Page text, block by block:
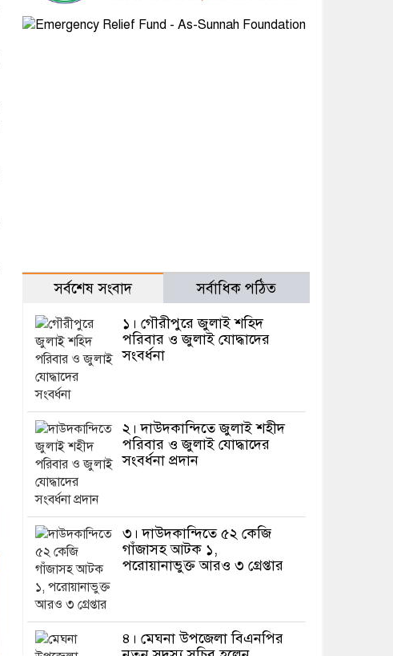
সর্বশেষ সংবাদ সর্বাধিক পঠিত
১। গৌরীপুরে জুলাই শহিদ
পরিবার ও জুলাই যোদ্ধাদের
সংবর্ধনা
২। দাউদকান্দিতে জুলাই শহীদ
পরিবার ও জুলাই যোদ্ধাদের
সংবর্ধনা প্রদান
৩। দাউদকান্দিতে ৫২ কেজি
গাঁজাসহ আটক ১,
পরোয়ানাভুক্ত আরও ৩ গ্রেপ্তার
৪। মেঘনা উপজেলা বিএনপির